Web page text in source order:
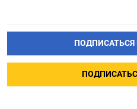
ПОДПИСАТЬСЯ